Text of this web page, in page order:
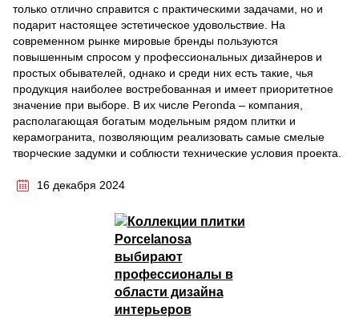
только отлично справится с практическими задачами, но и
подарит настоящее эстетическое удовольствие. На
современном рынке мировые бренды пользуются
повышенным спросом у профессиональных дизайнеров и
простых обывателей, однако и среди них есть такие, чья
продукция наиболее востребованная и имеет приоритетное
значение при выборе. В их числе Peronda – компания,
располагающая богатым модельным рядом плитки и
керамогранита, позволяющим реализовать самые смелые
творческие задумки и соблюсти технические условия проекта.
16 декабря 2024